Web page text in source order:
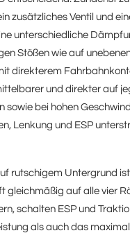
zusätzliches Ventil und
unterschiedliche
Stößen wie auf
direkterem
und direkter auf
bei hohen
Lenkung und ESP
rutschigem Untergrund ist
auf alle vier
schalten ESP und
als auch das